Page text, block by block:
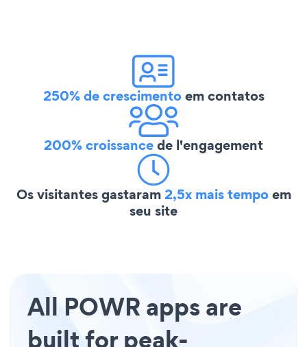
250% de crescimentoem contatos
200% croissancede l'engagement
Os visitantes gastaram2,5x mais tempoem
seu site
All POWR apps are
built for peak-